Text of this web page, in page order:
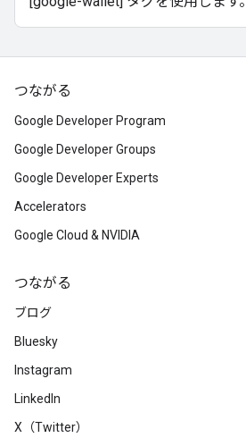
つながる
Google Developer Program
Google Developer Groups
Google Developer Experts
Accelerators
Google Cloud & NVIDIA
つながる
ブログ
Bluesky
Instagram
LinkedIn
X（Twitter）